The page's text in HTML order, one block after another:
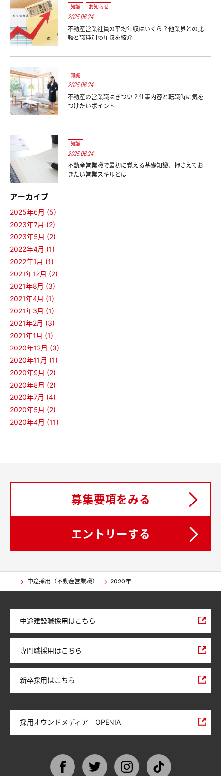
知識 お知らせ
2025.06.24
不動産営業社員の平均年収はいくら？他業界との比
較と職種別の年収を紹介
知識
2025.06.24
不動産の営業職はきつい？仕事内容と転職時に気を
つけたいポイント
知識
2025.06.24
不動産営業職で最初に覚える基礎知識、押さえてお
きたい営業スキルとは
アーカイブ
2025年6月 (5)
2023年7月 (2)
2023年5月 (2)
2022年4月 (1)
2022年1月 (1)
2021年12月 (2)
2021年8月 (3)
2021年4月 (1)
2021年3月 (1)
2021年2月 (3)
2021年1月 (1)
2020年12月 (3)
2020年11月 (1)
2020年9月 (2)
2020年8月 (2)
2020年7月 (4)
2020年5月 (2)
2020年4月 (11)
募集要項をみる
エントリーする
中途採用（不動産営業職） 2020年
中途建設職採用はこちら
専門職採用はこちら
新卒採用はこちら
採用オウンドメディア OPENIA